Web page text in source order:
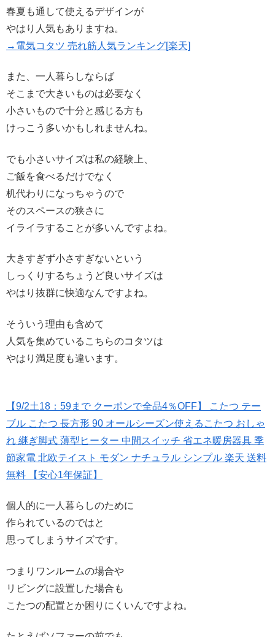
春夏も通して使えるデザインが
やはり人気もありますね。
→電気コタツ 売れ筋人気ランキング[楽天]
また、一人暮らしならば
そこまで大きいものは必要なく
小さいもので十分と感じる方も
けっこう多いかもしれませんね。
でも小さいサイズは私の経験上、
ご飯を食べるだけでなく
机代わりになっちゃうので
そのスペースの狭さに
イライラすることが多いんですよね。
大きすぎず小さすぎないという
しっくりするちょうど良いサイズは
やはり抜群に快適なんですよね。
そういう理由も含めて
人気を集めているこちらのコタツは
やはり満足度も違います。
【9/2土18：59まで クーポンで全品4％OFF】 こたつ テー
ブル こたつ 長方形 90 オールシーズン使えるこたつ おしゃ
れ 継ぎ脚式 薄型ヒーター 中間スイッチ 省エネ暖房器具 季
節家電 北欧テイスト モダン ナチュラル シンプル 楽天 送料
無料 【安心1年保証】
個人的に一人暮らしのために
作られているのではと
思ってしまうサイズです。
つまりワンルームの場合や
リビングに設置した場合も
こたつの配置とか困りにくいんですよね。